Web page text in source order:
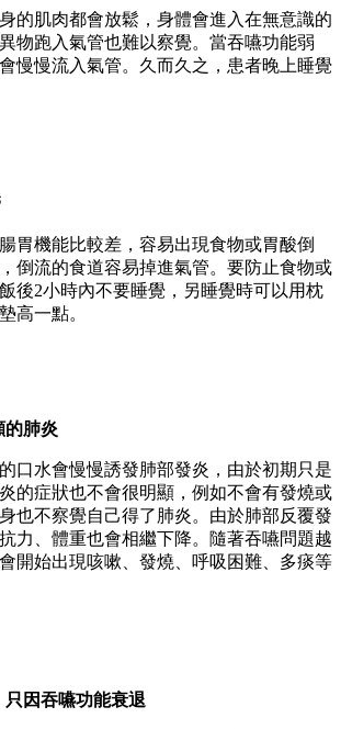
的肌肉都會放鬆，身體會進入在無意識的
物跑入氣管也難以察覺。當吞嚥功能弱
慢慢流入氣管。久而久之，患者晚上睡覺
胃機能比較差，容易出現食物或胃酸倒
倒流的食道容易掉進氣管。要防止食物或
後2小時內不要睡覺，另睡覺時可以用枕
高一點。
的肺炎
口水會慢慢誘發肺部發炎，由於初期只是
的症狀也不會很明顯，例如不會有發燒或
也不察覺自己得了肺炎。由於肺部反覆發
力、體重也會相繼下降。隨著吞嚥問題越
開始出現咳嗽、發燒、呼吸困難、多痰等
因吞嚥功能衰退